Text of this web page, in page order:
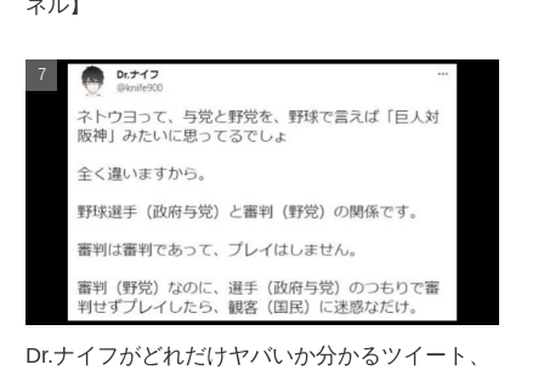
Dr.ナイフがどれだけヤバいか分かるツイート、